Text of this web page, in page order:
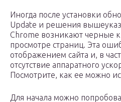
Иногда после установки
Update и решения
Chrome возникают черные
просмотре страниц. Эта
отображением сайта и, в
отсутствие аппаратного
Посмотрите, как ее можно
Для начала можно